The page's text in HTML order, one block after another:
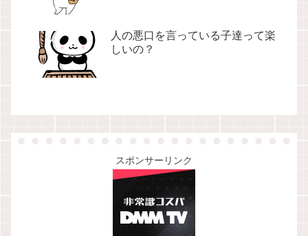
人の悪口を言っている子達って楽
しいの？
スポンサーリンク